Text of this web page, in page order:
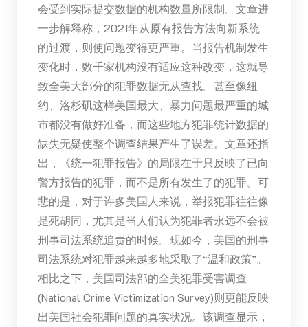
会受到实际提交数据的机构数量所限制。文章进
一步解释称，2021年从原有报告方法向新系统
的过渡，则使问题变得更严重。当报告机制发生
变化时，数千家机构没有适应这种改变，这就导
致全美大部分的犯罪数据无从查找。甚至像纽
约、洛杉矶这样美国最大、暴力问题最严重的城
市都没有做好准备，而这些地方犯罪统计数据的
缺失无疑使整个调查结果产生了误差。文章还指
出，《统一犯罪报告》的局限在于只反映了已向
警方报告的犯罪，而不是所有发生了的犯罪。可
悲的是，对于许多美国人来说，举报犯罪往往像
是死胡同，尤其是当人们认为犯罪者永远不会被
刑事司法系统追责的时候。现如今，美国的刑事
司法系统对犯罪越来越多地采取了“温和政策”。
相比之下，美国司法部的全美犯罪受害调查
(National Crime Victimization Survey)则更能反映
出美国社会犯罪问题的真实状况。该调查显示，